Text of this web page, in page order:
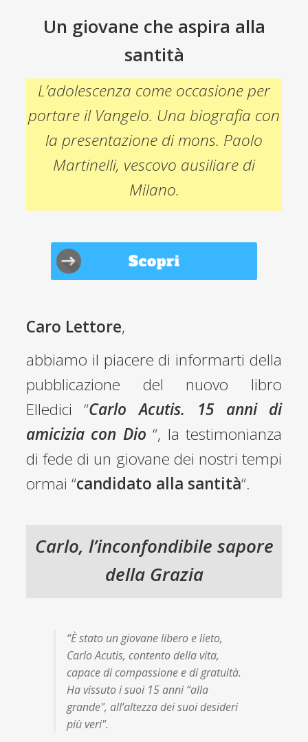
Un giovane che aspira alla
santità
L’adolescenza come occasione per
portare il Vangelo. Una biografia con
la presentazione di mons. Paolo
Martinelli, vescovo ausiliare di
Milano.
Caro Lettore,
abbiamo il piacere di informarti della
pubblicazione del nuovo libro
Elledici “Carlo Acutis. 15 anni di
amicizia con Dio“, la testimonianza
di fede di un giovane dei nostri tempi
ormai “candidato alla santità“.
Carlo, l’inconfondibile sapore
della Grazia
“È stato un giovane libero e lieto,
Carlo Acutis, contento della vita,
capace di compassione e di gratuità.
Ha vissuto i suoi 15 anni “alla
grande", all’altezza dei suoi desideri
più veri".